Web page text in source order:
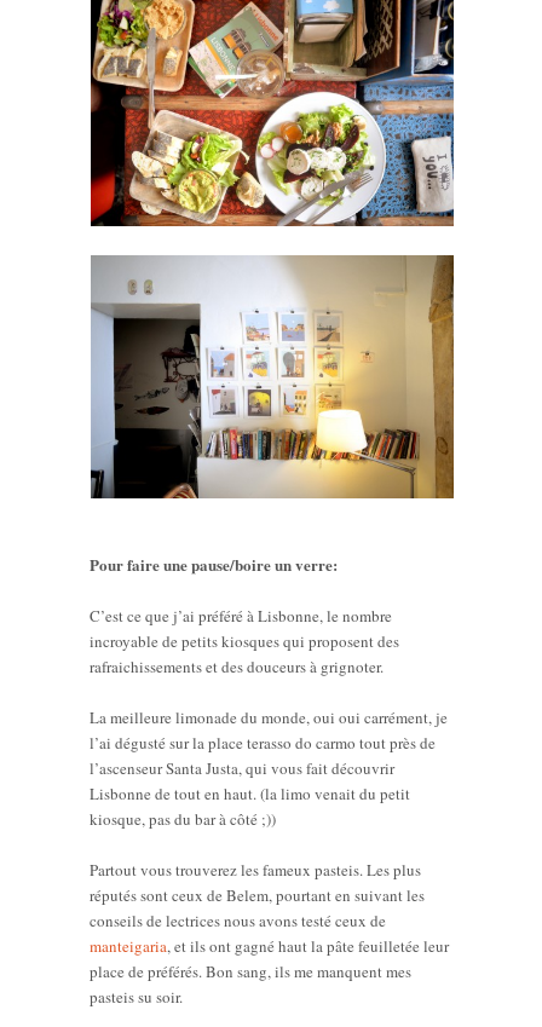
Pour faire une pause/boire un verre:
C’est ce que j’ai préféré à Lisbonne, le nombre
incroyable de petits kiosques qui proposent des
rafraichissements et des douceurs à grignoter.
La meilleure limonade du monde, oui oui carrément, je
l’ai dégusté sur la place terasso do carmo tout près de
l’ascenseur Santa Justa, qui vous fait découvrir
Lisbonne de tout en haut. (la limo venait du petit
kiosque, pas du bar à côté ;))
Partout vous trouverez les fameux pasteis. Les plus
réputés sont ceux de Belem, pourtant en suivant les
conseils de lectrices nous avons testé ceux de
manteigaria, et ils ont gagné haut la pâte feuilletée leur
place de préférés. Bon sang, ils me manquent mes
pasteis su soir.